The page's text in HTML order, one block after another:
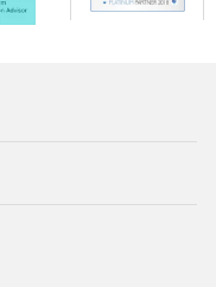
физических и
запуска.
с дисковых и
и